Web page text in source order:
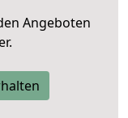
Angeboten